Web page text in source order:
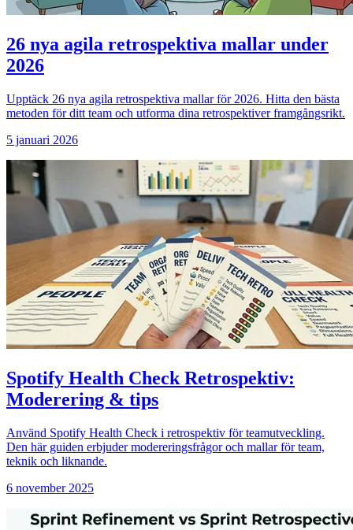
26 nya agila retrospektiva mallar under
2026
Upptäck 26 nya agila retrospektiva mallar för 2026. Hitta den bästa
metoden för ditt team och utforma dina retrospektiver framgångsrikt.
5 januari 2026
Spotify Health Check Retrospektiv:
Moderering & tips
Använd Spotify Health Check i retrospektiv för teamutveckling.
Den här guiden erbjuder modereringsfrågor och mallar för team,
teknik och liknande.
6 november 2025